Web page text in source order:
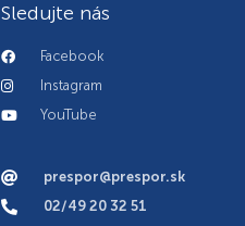
Sledujte nás
Facebook
Instagram
YouTube
prespor@prespor.sk
02/49 20 32 51